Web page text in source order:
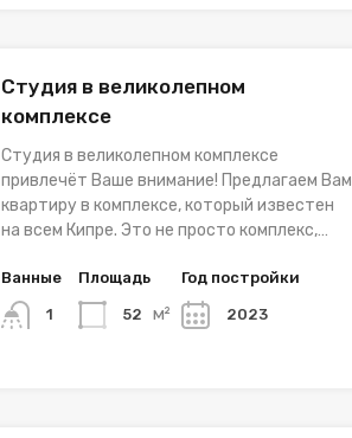
Студия в великолепном
комплексе
Студия в великолепном комплексе
привлечёт Ваше внимание! Предлагаем Вам
квартиру в комплексе, который известен
на всем Кипре. Это не просто комплекс,…
Ванные
1
Площадь
52 м²
Год постройки
2023